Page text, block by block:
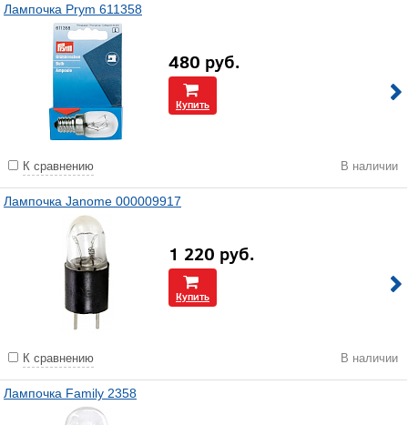
Лампочка Prym 611358
480 руб.
Купить
К сравнению В наличии
Лампочка Janome 000009917
1 220 руб.
Купить
К сравнению В наличии
Лампочка Family 2358